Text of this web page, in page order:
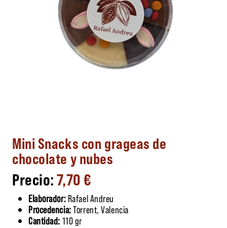
Mini Snacks con grageas de
chocolate y nubes
7,70€
Elaborador: Rafael Andreu
Procedencia:Torrent, Valencia
Cantidad: 110 gr